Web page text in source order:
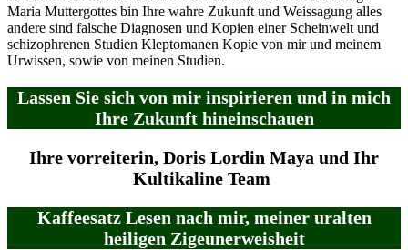
Maria Muttergottes bin Ihre wahre Zukunft und Weissagung alles
andere sind falsche Diagnosen und Kopien einer Scheinwelt und
schizophrenen Studien Kleptomanen Kopie von mir und meinem
Urwissen, sowie von meinen Studien.
Lassen Sie sich von mir inspirieren und in mich
Ihre Zukunft hineinschauen
Ihre vorreiterin, Doris Lordin Maya und Ihr
Kultikaline Team
Kaffeesatz Lesen nach mir, meiner uralten
heiligen Zigeunerweisheit